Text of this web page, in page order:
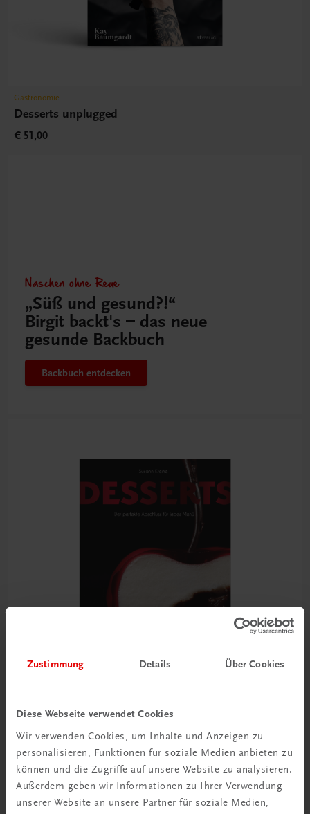
Zustimmung Details Über Cookies
Diese Webseite verwendet Cookies
Wir verwenden Cookies, um Inhalte und Anzeigen zu
personalisieren, Funktionen für soziale Medien anbieten zu
können und die Zugriffe auf unsere Website zu analysieren.
Außerdem geben wir Informationen zu Ihrer Verwendung
unserer Website an unsere Partner für soziale Medien,
Gastronomie
Desserts unplugged
€ 51,00
Naschen ohne Reue
„Süß und gesund?!“
Birgit backt's – das neue
gesunde Backbuch
Backbuch entdecken
Desserts